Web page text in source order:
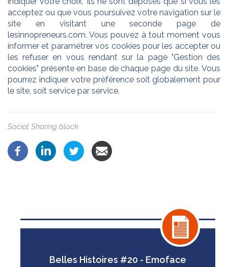
acceptez ou que vous poursuivez votre navigation sur le
site en visitant une seconde page de
lesinnopreneurs.com. Vous pouvez à tout moment vous
informer et paramétrer vos cookies pour les accepter ou
les refuser en vous rendant sur la page "Gestion des
cookies" présente en base de chaque page du site. Vous
pourrez indiquer votre préférence soit globalement pour
le site, soit service par service.
Social Sharing block
Belles Histoires #20 - Emoface